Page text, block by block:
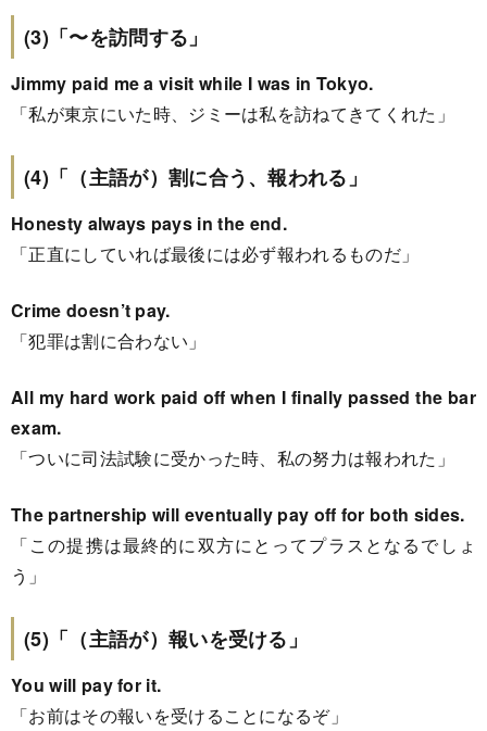
(3)「〜を訪問する」
Jimmy paid me a visit while I was in Tokyo.
「私が東京にいた時、ジミーは私を訪ねてきてくれた」
(4)「（主語が）割に合う、報われる」
Honesty always pays in the end.
「正直にしていれば最後には必ず報われるものだ」
Crime doesn’t pay.
「犯罪は割に合わない」
All my hard work paid off when I finally passed the bar
exam.
「ついに司法試験に受かった時、私の努力は報われた」
The partnership will eventually pay off for both sides.
「この提携は最終的に双方にとってプラスとなるでしょ
う」
(5)「（主語が）報いを受ける」
You will pay for it.
「お前はその報いを受けることになるぞ」